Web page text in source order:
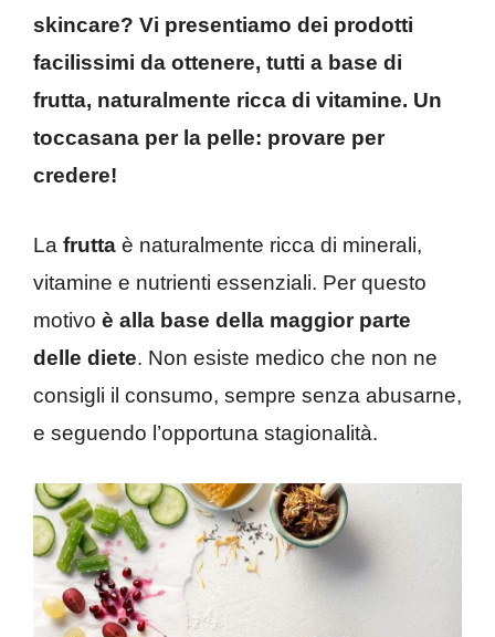
skincare? Vi presentiamo dei prodotti
facilissimi da ottenere, tutti a base di
frutta, naturalmente ricca di vitamine. Un
toccasana per la pelle: provare per
credere!
La frutta è naturalmente ricca di minerali,
vitamine e nutrienti essenziali. Per questo
motivo è alla base della maggior parte
delle diete. Non esiste medico che non ne
consigli il consumo, sempre senza abusarne,
e seguendo l’opportuna stagionalità.